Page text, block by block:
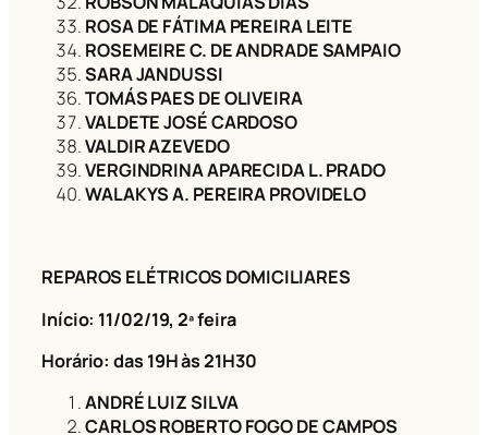
ROSA DE FÁTIMA PEREIRA LEITE
ROSEMEIRE C. DE ANDRADE SAMPAIO
SARA JANDUSSI
TOMÁS PAES DE OLIVEIRA
VALDETE JOSÉ CARDOSO
VALDIR AZEVEDO
VERGINDRINA APARECIDA L. PRADO
WALAKYS A. PEREIRA PROVIDELO
REPAROS ELÉTRICOS DOMICILIARES
Início: 11/02/19, 2ª feira
Horário: das 19H às 21H30
ANDRÉ LUIZ SILVA
CARLOS ROBERTO FOGO DE CAMPOS